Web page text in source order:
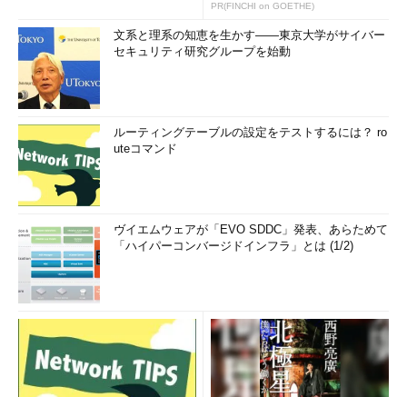
PR(FINCHI on GOETHE)
文系と理系の知恵を生かす――東京大学がサイバー
セキュリティ研究グループを始動
ルーティングテーブルの設定をテストするには？ ro
uteコマンド
ヴイエムウェアが「EVO SDDC」発表、あらためて
「ハイパーコンバージドインフラ」とは (1/2)